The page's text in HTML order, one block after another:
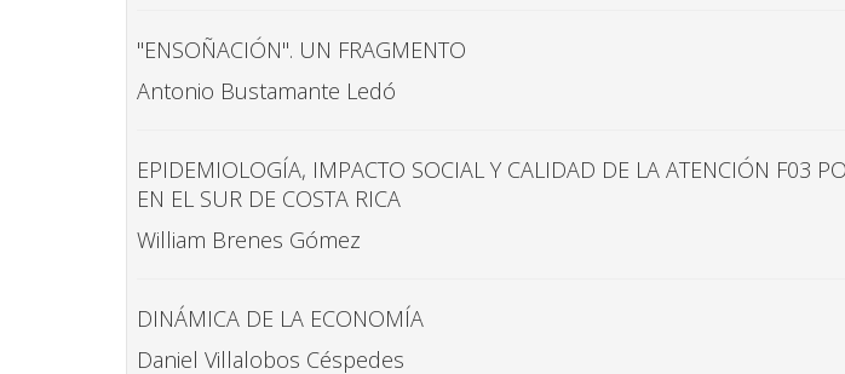
"ENSOÑACIÓN". UN FRAGMENTO
Antonio Bustamante Ledó
EPIDEMIOLOGÍA, IMPACTO SOCIAL Y CALIDAD DE LA ATENCIÓN F03
EN EL SUR DE COSTA RICA
William Brenes Gómez
DINÁMICA DE LA ECONOMÍA
Daniel Villalobos Céspedes